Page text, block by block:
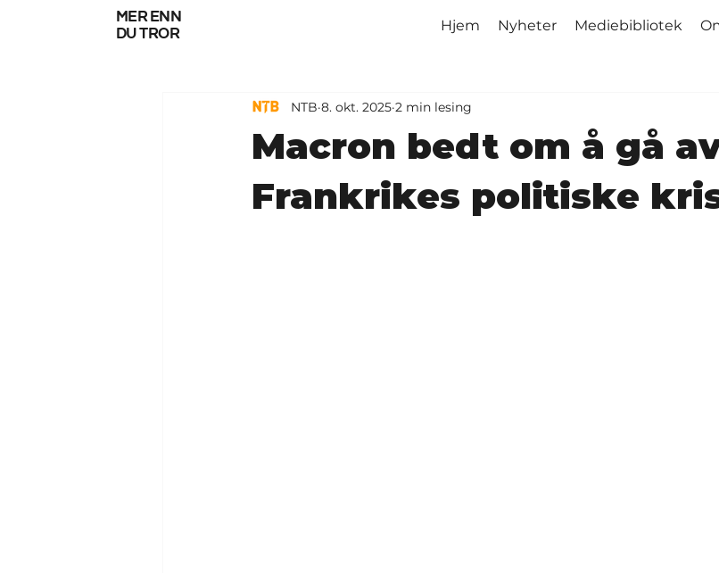
mer enn
du tror
Hjem Nyheter Mediebibliotek
Macron bedt om å gå
Frankrikes politiske
NTB 8. okt. 2025 2 min lesing